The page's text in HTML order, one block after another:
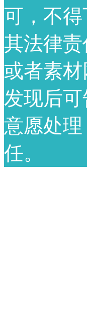
可，不
其法律
或者素
发现后
意愿处
任。